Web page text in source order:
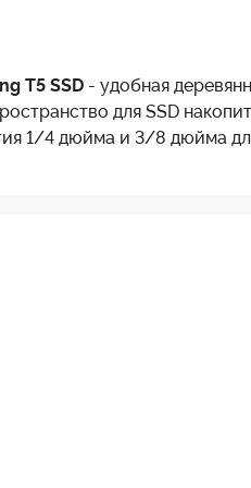
T5 SSD - удобная
для SSD
1/4 дюйма и 3/8 дюйма